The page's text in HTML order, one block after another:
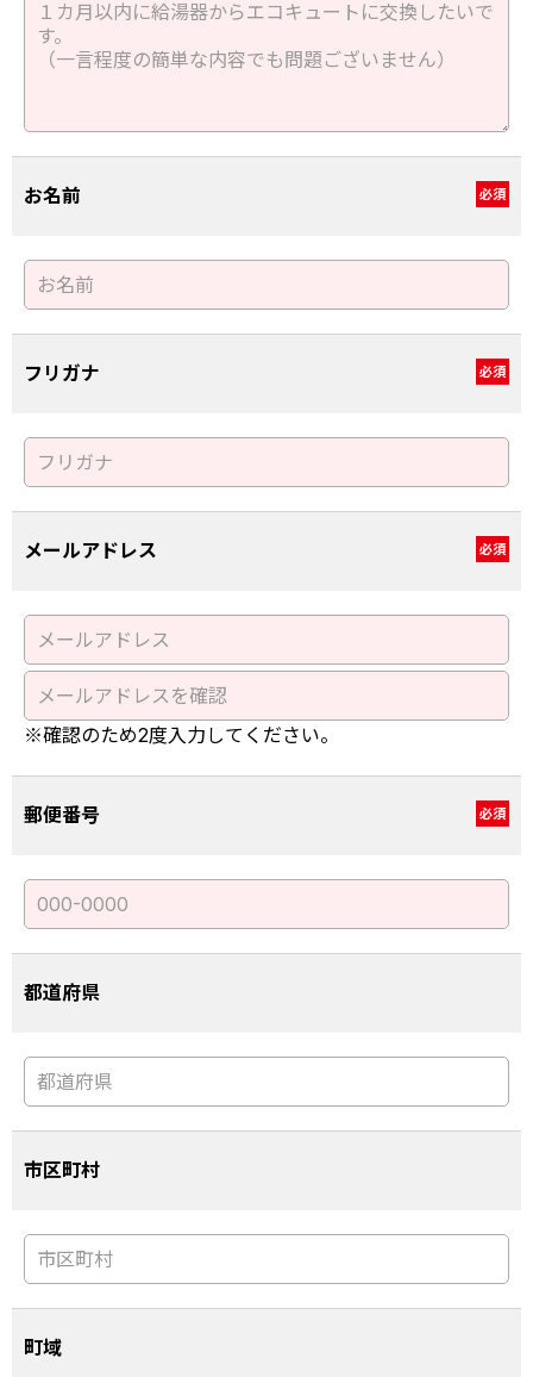
お名前 必須
フリガナ 必須
メールアドレス 必須
※確認のため2度入力してください。
郵便番号 必須
都道府県
市区町村
町域